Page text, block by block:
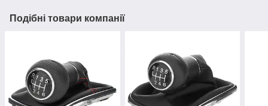
Подібні товари компанії